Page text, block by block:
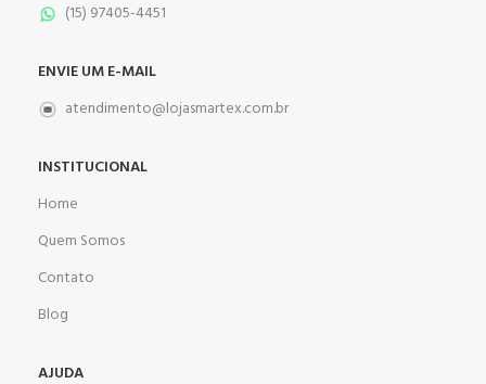
(15) 97405-4451
ENVIE UM E-MAIL
atendimento@lojasmartex.com.br
INSTITUCIONAL
Home
Quem Somos
Contato
Blog
AJUDA